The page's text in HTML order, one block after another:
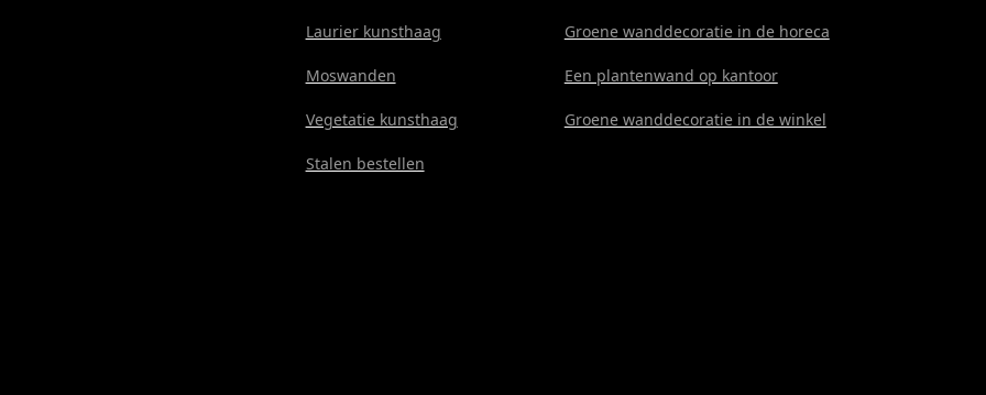
Laurier kunsthaag
Moswanden
Vegetatie kunsthaag
Stalen bestellen
Groene wanddecoratie in de horeca
Een plantenwand op kantoor
Groene wanddecoratie in de winkel